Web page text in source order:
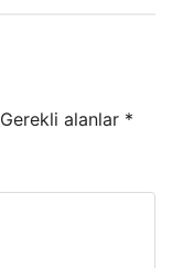
Gerekli alanlar *